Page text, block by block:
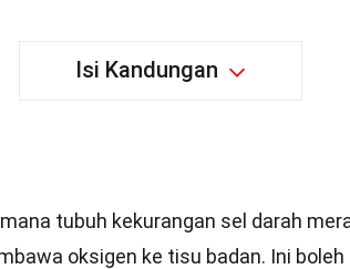
Isi Kandungan
tubuh kekurangan sel darah
oksigen ke tisu badan. Ini